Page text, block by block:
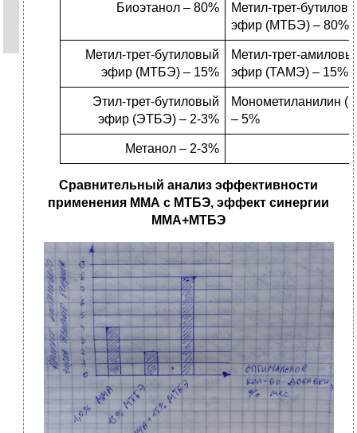
Биоэтанол – 80%
Метил-трет-
эфир (МТБЭ) – 80%
Метил-трет-бутиловый
эфир (МТБЭ) – 15%
Метил-трет-
эфир (ТАМЭ) – 15%
Этил-трет-бутиловый
эфир (ЭТБЭ) – 2-3%
Монометиланилин
– 5%
Метанол – 2-3%
Сравнительный анализ эффективности
применения ММА с МТБЭ, эффект синергии
ММА+МТБЭ